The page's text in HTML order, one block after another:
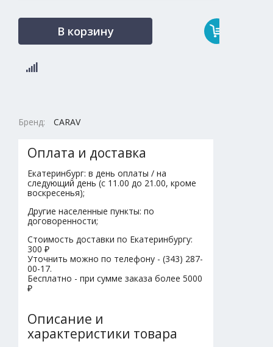
В корзину
Бренд: CARAV
Оплата и доставка
Екатеринбург: в день оплаты / на
следующий день (с 11.00 до 21.00, кроме
воскресенья);
Другие населенные пункты: по
договоренности;
Стоимость доставки по Екатеринбургу:
300 ₽
Уточнить можно по телефону - (343) 287-
00-17.
Бесплатно - при сумме заказа более 5000
₽
Описание и
характеристики товара